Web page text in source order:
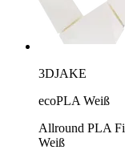
3DJAKE
ecoPLA Weiß
Allround PLA
Weiß